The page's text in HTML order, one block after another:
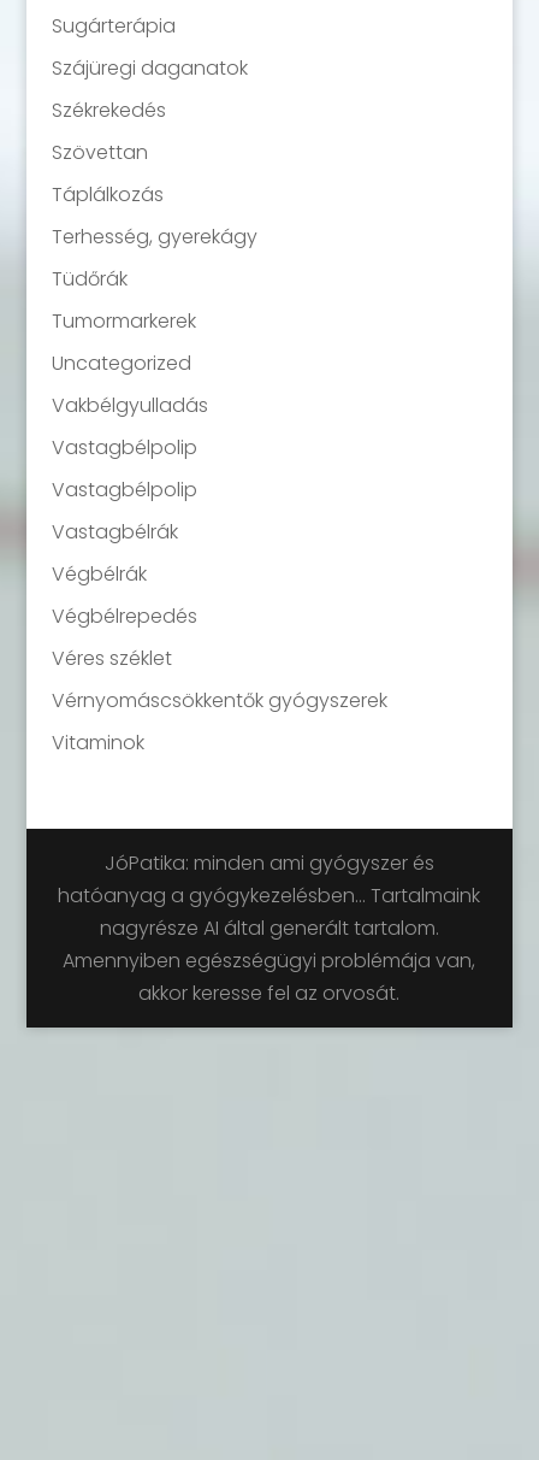
Sugárterápia
Szájüregi daganatok
Székrekedés
Szövettan
Táplálkozás
Terhesség, gyerekágy
Tüdőrák
Tumormarkerek
Uncategorized
Vakbélgyulladás
Vastagbélpolip
Vastagbélpolip
Vastagbélrák
Végbélrák
Végbélrepedés
Véres széklet
Vérnyomáscsökkentők gyógyszerek
Vitaminok
JóPatika: minden ami gyógyszer és
hatóanyag a gyógykezelésben... Tartalmaink
nagyrésze AI által generált tartalom.
Amennyiben egészségügyi problémája van,
akkor keresse fel az orvosát.